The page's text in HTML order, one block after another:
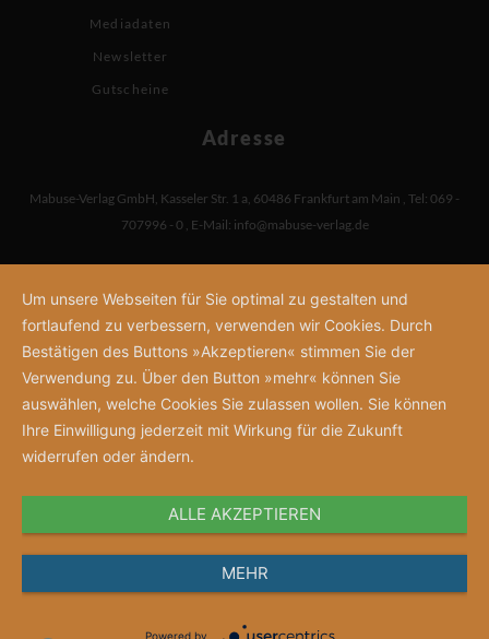
Mediadaten
Newsletter
Gutscheine
Adresse
Mabuse-Verlag GmbH Kasseler Str. 1 a 60486 Frankfurt am Main Tel: 069 -
707996 - 0 E-Mail: info@mabuse-verlag.de
Um unsere Webseiten für Sie optimal zu gestalten und
fortlaufend zu verbessern, verwenden wir Cookies. Durch
Bestätigen des Buttons »Akzeptieren« stimmen Sie der
Verwendung zu. Über den Button »mehr« können Sie
auswählen, welche Cookies Sie zulassen wollen. Sie können
Ihre Einwilligung jederzeit mit Wirkung für die Zukunft
widerrufen oder ändern.
ALLE AKZEPTIEREN
MEHR
Powered by